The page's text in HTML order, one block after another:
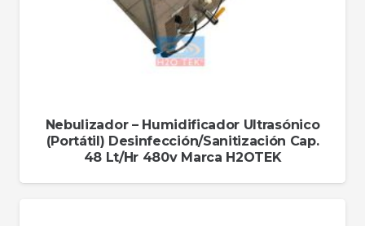
Nebulizador – Humidificador Ultrasónico
(Portátil) Desinfección/Sanitización Cap.
48 Lt/Hr 480v Marca H2OTEK